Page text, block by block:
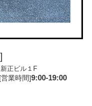
正ビル１F
[営業時間]9:00-19:00